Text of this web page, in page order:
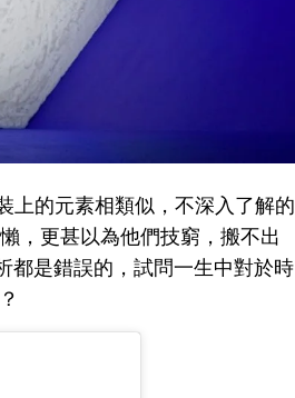
上的元素相類似，不深入了解的
，更甚以為他們技窮，搬不出
都是錯誤的，試問一生中對於時